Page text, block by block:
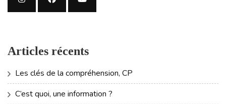
Articles récents
Les clés de la compréhension, CP
C’est quoi, une information ?